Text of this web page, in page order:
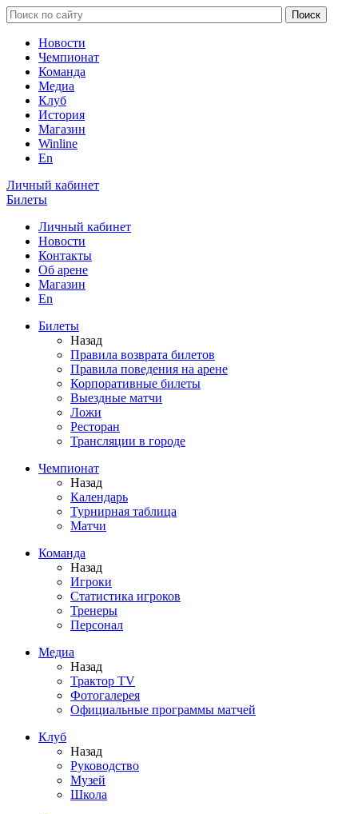
Новости
Чемпионат
Команда
Медиа
Клуб
История
Магазин
Winline
En
Личный кабинет
Билеты
Личный кабинет
Новости
Контакты
Об арене
Магазин
En
Билеты
Назад
Правила возврата билетов
Правила поведения на арене
Корпоративные билеты
Выездные матчи
Ложи
Ресторан
Трансляции в городе
Чемпионат
Назад
Календарь
Турнирная таблица
Матчи
Команда
Назад
Игроки
Статистика игроков
Тренеры
Персонал
Медиа
Назад
Трактор TV
Фотогалерея
Официальные программы матчей
Клуб
Назад
Руководство
Музей
Школа